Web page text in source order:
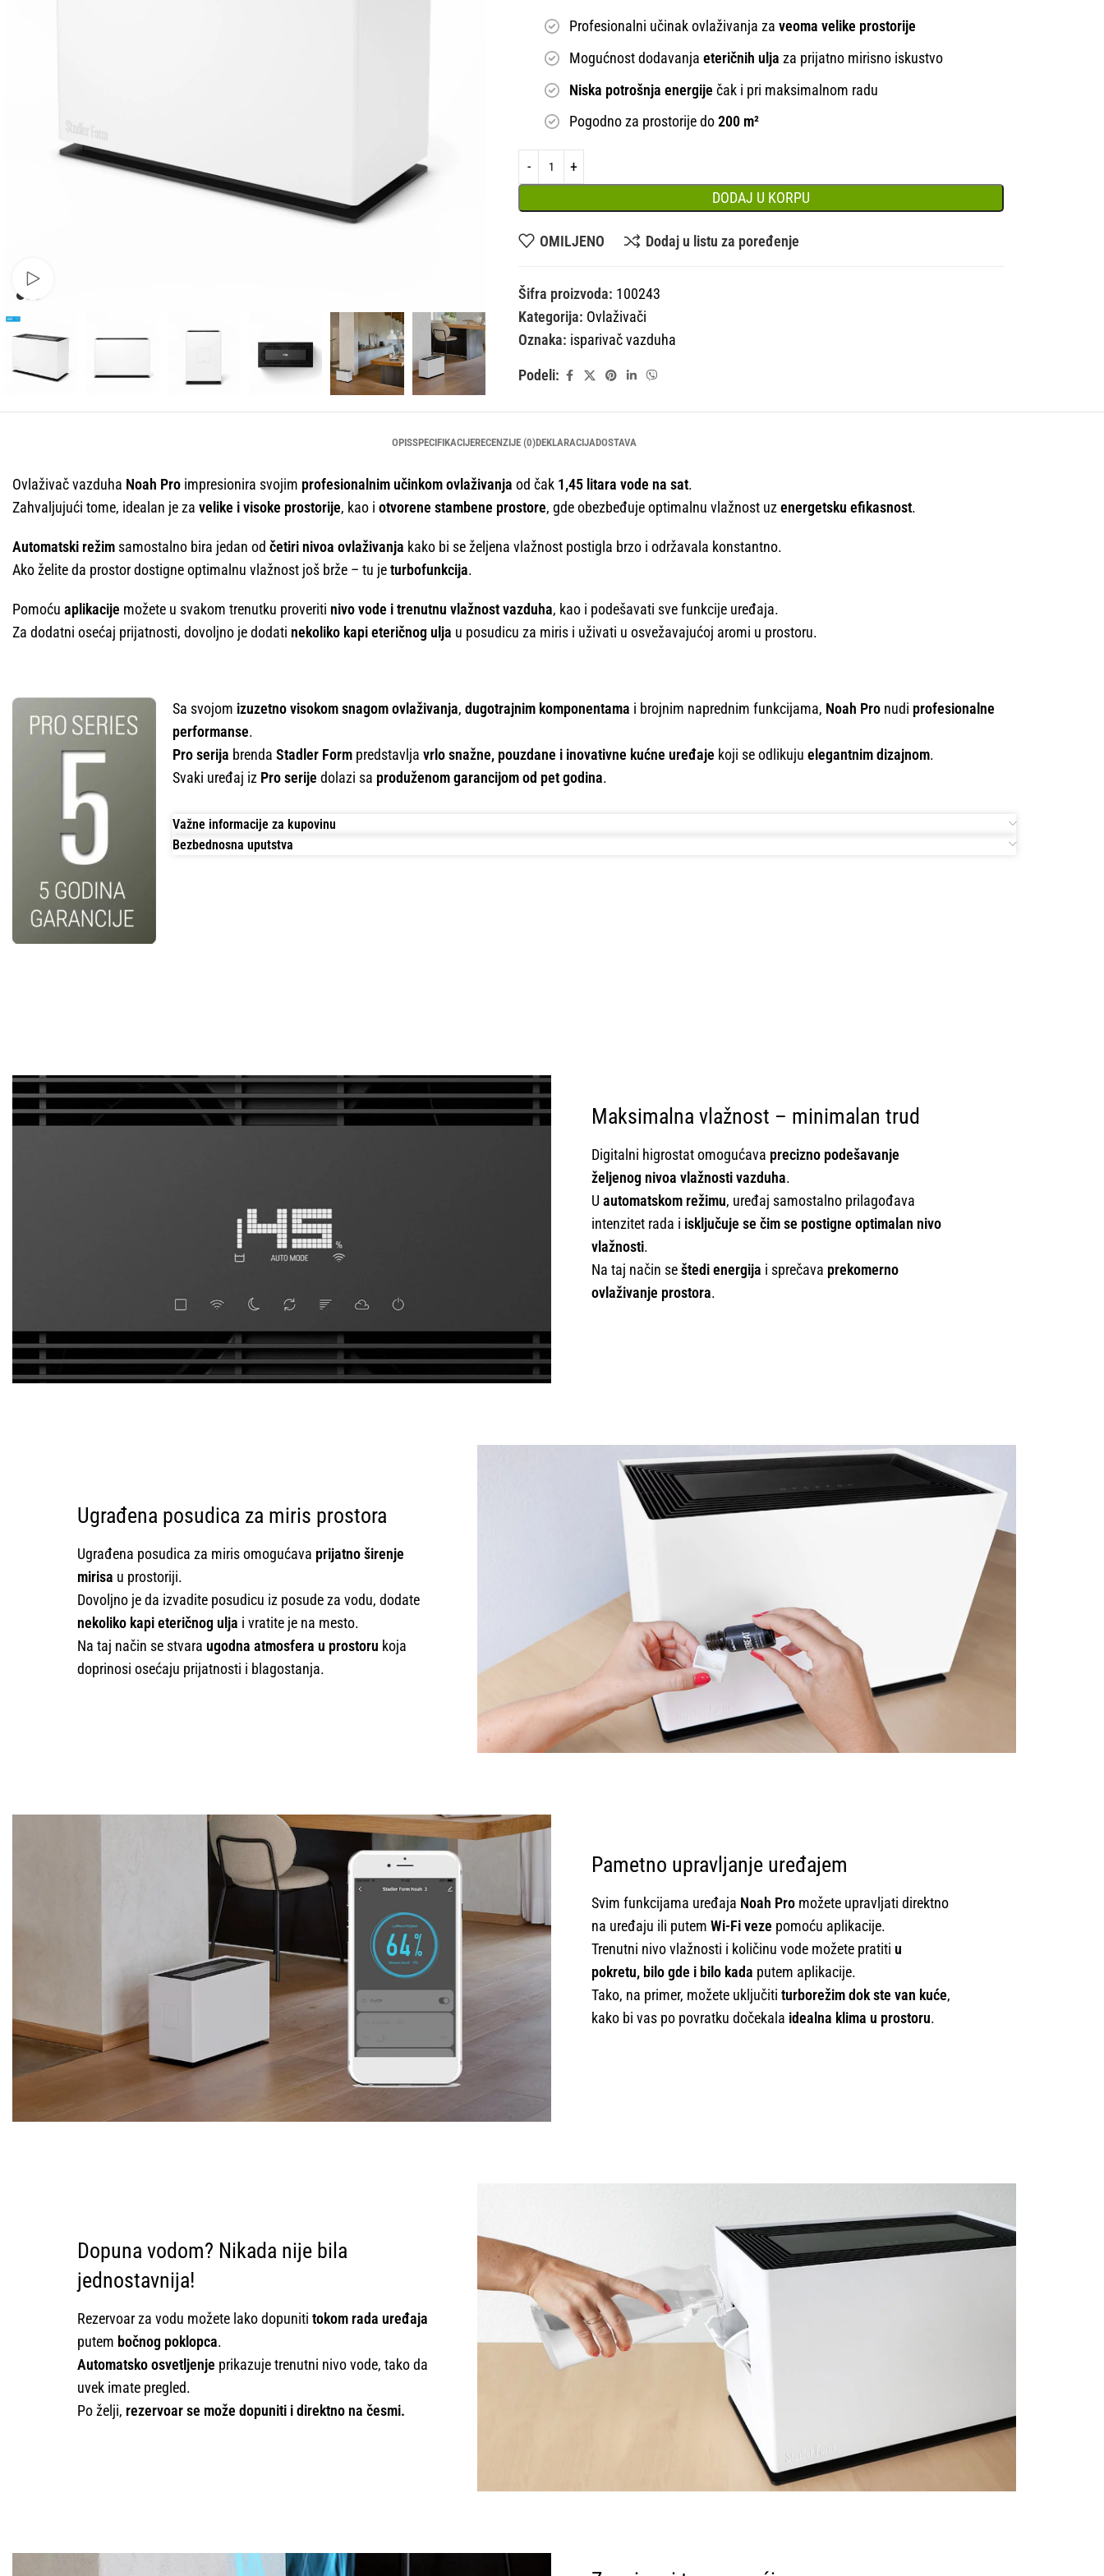
Profesionalni učinak ovlaživanja zaveoma velike prostorije
Mogućnost dodavanjaeteričnih ulja za prijatno mirisno iskustvo
Niska potrošnja energije čak i pri maksimalnom radu
Pogodno za prostorije do200 m²
DODAJ U KORPU
OMILJENO Dodaj u listu za poređenje
Šifra proizvoda: 100243
Kategorija: Ovlaživači
Oznaka: isparivač vazduha
Podeli:
OPISSPECIFIKACIJERECENZIJE (0)DEKLARACIJADOSTAVA
Ovlaživač vazduha Noah Pro impresionira svojim profesionalnim učinkom ovlaživanja od čak 1,45 litara vode na sat.
Zahvaljujući tome, idealan je za velike i visoke prostorije, kao i otvorene stambene prostore, gde obezbeđuje optimalnu vlažnost uz energetsku efikasnost.
Automatski režim samostalno bira jedan od četiri nivoa ovlaživanja kako bi se željena vlažnost postigla brzo i održavala konstantno.
Ako želite da prostor dostigne optimalnu vlažnost još brže – tu jeturbofunkcija.
Pomoću aplikacije možete u svakom trenutku proveriti nivo vode i trenutnu vlažnost vazduha, kao i podešavati sve funkcije uređaja.
Za dodatni osećaj prijatnosti, dovoljno je dodati nekoliko kapi eteričnog ulja u posudicu za miris i uživati u osvežavajućoj aromi u prostoru.
Sa svojom izuzetno visokom snagom ovlaživanja, dugotrajnim komponentama i brojnim naprednim funkcijama, Noah Pro nudi profesionalne
performanse.
Pro serija brenda Stadler Form predstavlja vrlo snažne, pouzdane i inovativne kućne uređaje koji se odlikuju elegantnim dizajnom.
Svaki uređaj iz Pro serije dolazi sa produženom garancijom od pet godina.
Važne informacije za kupovinu
Bezbednosna uputstva
Maksimalna vlažnost – minimalan trud
Digitalni higrostat omogućava precizno podešavanje
željenog nivoa vlažnosti vazduha.
U automatskom režimu, uređaj samostalno prilagođava
intenzitet rada i isključuje se čim se postigne optimalan nivo
vlažnosti.
Na taj način seštedi energija i sprečava prekomerno
ovlaživanje prostora.
Ugrađena posudica za miris prostora
Ugrađena posudica za miris omogućava prijatno širenje
mirisa u prostoriji.
Dovoljno je da izvadite posudicu iz posude za vodu, dodate
nekoliko kapi eteričnog ulja i vratite je na mesto.
Na taj način se stvara ugodna atmosfera u prostoru koja
doprinosi osećaju prijatnosti i blagostanja.
Pametno upravljanje uređajem
Svim funkcijama uređaja Noah Promožete upravljati direktno
na uređaju ili putem Wi-Fi veze pomoću aplikacije.
Trenutni nivo vlažnosti i količinu vode možete pratiti u
pokretu, bilo gde i bilo kada putem aplikacije.
Tako, na primer, možete uključiti turborežim dok ste van kuće,
kako bi vas po povratku dočekala idealna klima u prostoru.
Dopuna vodom? Nikada nije bila
jednostavnija!
Rezervoar za vodu možete lako dopuniti tokom rada uređaja
putem bočnog poklopca.
Automatsko osvetljenje prikazuje trenutni nivo vode, tako da
uvek imate pregled.
Po želji, rezervoar se može dopuniti i direktno na česmi.